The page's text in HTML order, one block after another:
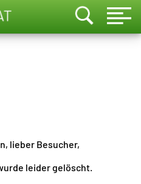
lieber Besucher,
leider gelöscht.